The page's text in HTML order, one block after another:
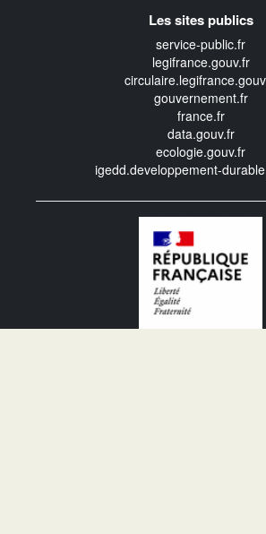
Les sites publics
service-public.fr
legifrance.gouv.fr
gouvernement.fr
france.fr
data.gouv.fr
ecologie.gouv.fr
igedd.developpement-